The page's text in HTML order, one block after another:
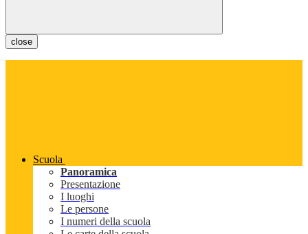
close
Scuola
Panoramica
Presentazione
I luoghi
Le persone
I numeri della scuola